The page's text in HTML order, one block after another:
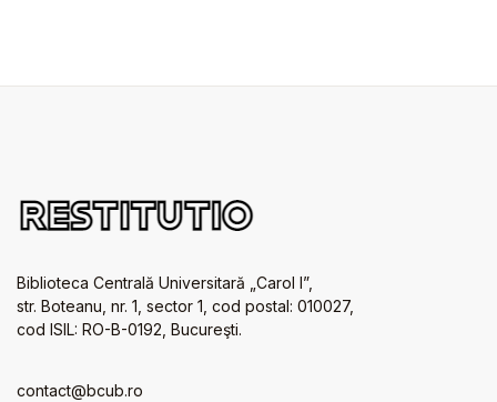
Biblioteca Centrală Universitară „Carol I”,
str. Boteanu, nr. 1, sector 1, cod postal: 010027,
cod ISIL: RO-B-0192, Bucureşti.
contact@bcub.ro